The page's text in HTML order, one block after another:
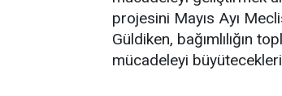
projesini Mayıs Ayı
Güldiken, bağımlılığın
mücadeleyi